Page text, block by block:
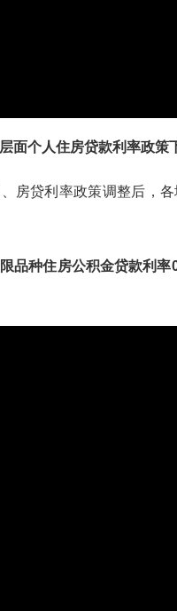
面个人住房贷款利率政策
贷利率政策调整后，各
品种住房公积金贷款利率